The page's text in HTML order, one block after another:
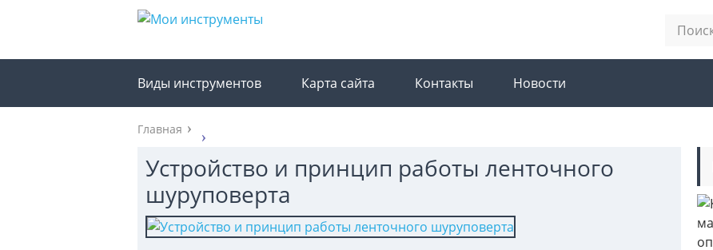
Виды инструментов Карта сайта Контакты Новости
Главная
Устройство и принцип работы ленточного
шуруповерта